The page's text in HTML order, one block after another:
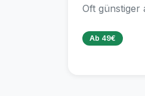
Oft günstiger
Ab 49€